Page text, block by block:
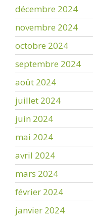
décembre 2024
novembre 2024
octobre 2024
septembre 2024
août 2024
juillet 2024
juin 2024
mai 2024
avril 2024
mars 2024
février 2024
janvier 2024